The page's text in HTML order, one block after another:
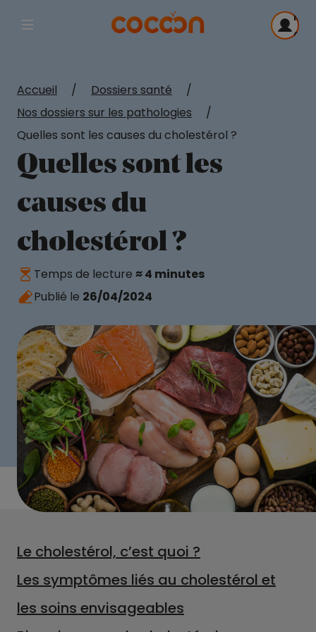
Afficher la navigation principale
Me
Accueil / Dossiers santé
/
Nos dossiers sur les pathologies
/
Quelles sont les causes du cholestérol ?
Quelles sont les
causes du
cholestérol ?
Temps de lecture ≈ 4 minutes
Publié le 26/04/2024
Le cholestérol, c’est quoi ?
Les symptômes liés au cholestérol et
les soins envisageables